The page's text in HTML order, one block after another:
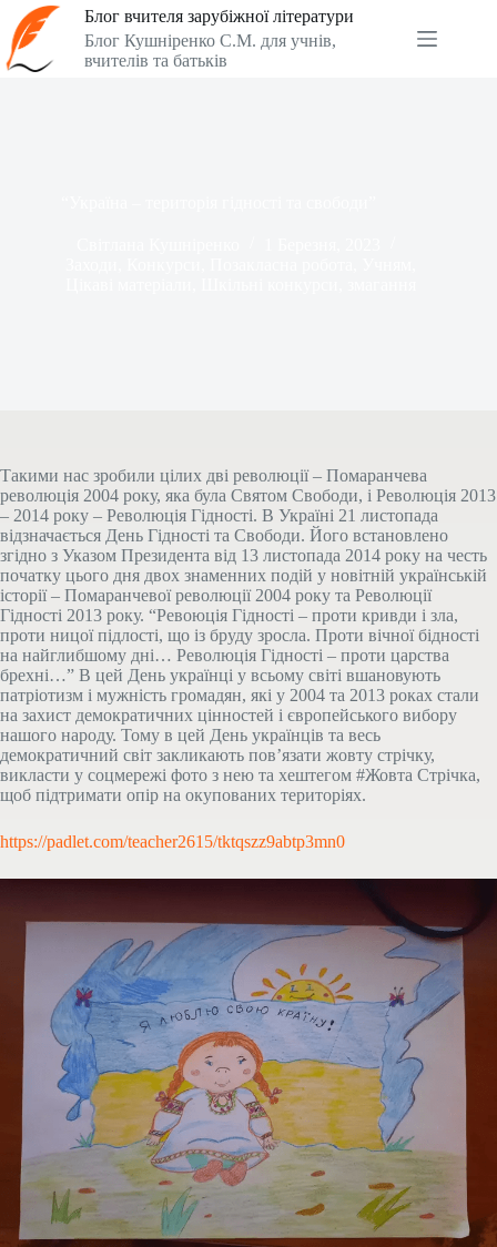
Перейти
до
вмісту
Блог вчителя зарубіжної літератури
Блог Кушніренко С.М. для учнів,
вчителів та батьків
Такими нас зробили цілих дві революції – Помаранчева
революція 2004 року, яка була Святом Свободи, і Революція 2013
– 2014 року – Революція Гідності. В Україні 21 листопада
відзначається День Гідності та Свободи. Його встановлено
згідно з Указом Президента від 13 листопада 2014 року на честь
початку цього дня двох знаменних подій у новітній українській
історії – Помаранчевої революції 2004 року та Революції
Гідності 2013 року. “Ревоюція Гідності – проти кривди і зла,
проти ницої підлості, що із бруду зросла. Проти вічної бідності
на найглибшому дні… Революція Гідності – проти царства
брехні…” В цей День українці у всьому світі вшановують
патріотизм і мужність громадян, які у 2004 та 2013 роках стали
на захист демократичних цінностей і європейського вибору
нашого народу. Тому в цей День українців та весь
демократичний світ закликають пов’язати жовту стрічку,
викласти у соцмережі фото з нею та хештегом #Жовта Стрічка,
щоб підтримати опір на окупованих територіях.
https://padlet.com/teacher2615/tktqszz9abtp3mn0